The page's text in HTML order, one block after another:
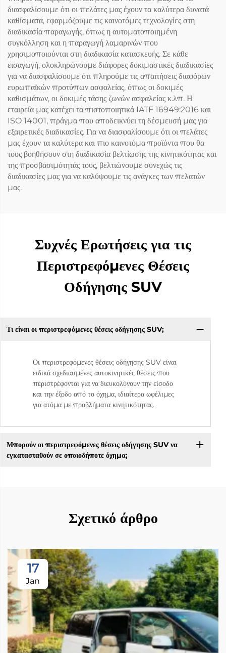
διασφαλίσουμε ότι οι πελάτες μας έχουν τα καλύτερα δυνατά
καθίσματα, εφαρμόζουμε τις καινοτόμες τεχνολογίες στη
διαδικασία παραγωγής, όπως η αυτοματοποιημένη
συγκόλληση και η παραγωγή λαμαρινών που
χρησιμοποιούνται στη διαδικασία κατασκευής. Σε κάθε
εισαγωγή, ολοκληρώνουμε διάφορες δοκιμαστικές διαδικασίες
για να διασφαλίσουμε ότι πληρούμε τις απαιτήσεις διαφόρων
ευρωπαϊκών προτύπων ασφαλείας, όπως οι δοκιμές
καθισμάτων, οι δοκιμές τάσης ζωνών ασφαλείας κ.λπ. Η
εταιρεία μας κατέχει τα πιστοποιητικά IATF 16949:2016 και
ISO 14001, πράγμα που αποδεικνύει τη δέσμευσή μας για
εξαιρετικές διαδικασίες. Για να διασφαλίσουμε ότι οι πελάτες
μας έχουν τα καλύτερα και πιο καινοτόμα προϊόντα που θα
τους βοηθήσουν στη διαδικασία βελτίωσης της κινητικότητας και
της προσβασιμότητάς τους, βελτιώνουμε συνεχώς τις
διαδικασίες μας για να καλύψουμε τις ανάγκες των πελατών
μας.
Συχνές Ερωτήσεις για τις
Περιστρεφόμενες Θέσεις
Οδήγησης SUV
Τι είναι οι περιστρεφόμενες θέσεις οδήγησης SUV;
Οι περιστρεφόμενες θέσεις οδήγησης SUV είναι
ειδικά σχεδιασμένες αυτοκινητικές θέσεις που
περιστρέφονται για να διευκολύνουν την είσοδο
και την έξοδο από το όχημα, ιδιαίτερα ωφέλιμες
για ατόμα με προβλήματα κινητικότητας.
Μπορούν οι περιστρεφόμενες θέσεις οδήγησης SUV να
εγκατασταθούν σε οποιοδήποτε όχημα;
Σχετικό άρθρο
17
Jan